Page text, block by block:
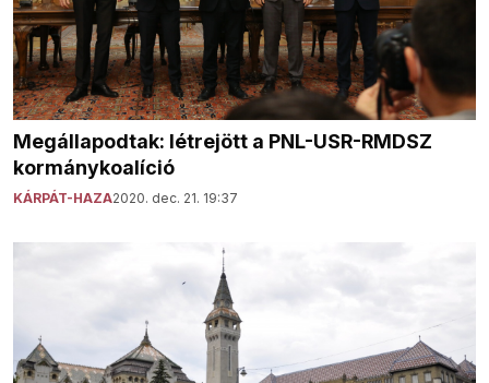
Megállapodtak: létrejött a PNL-USR-RMDSZ
kormánykoalíció
KÁRPÁT-HAZA2020. dec. 21. 19:37